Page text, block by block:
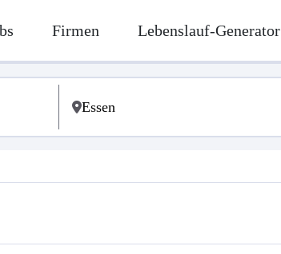
Firmen Lebenslauf-Generator